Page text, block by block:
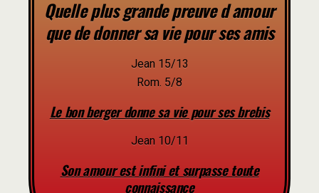
Quelle plus grande preuve d amour
que de donner sa vie pour ses amis
Jean 15/13
Rom. 5/8
Le bon berger donne sa vie pour ses brebis
Jean 10/11
Son amour est infini et surpasse toute
connaissance